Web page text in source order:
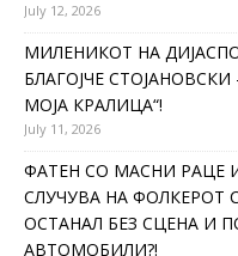
July 12, 2026
МИЛЕНИКОТ НА
БЛАГОЈЧЕ
МОЈА КРАЛИЦА“!
July 11, 2026
ФАТЕН СО МАСНИ РАЦЕ
СЛУЧУВА НА ФОЛКЕРОТ
ОСТАНАЛ БЕЗ СЦЕНА И
АВТОМОБИЛИ?!